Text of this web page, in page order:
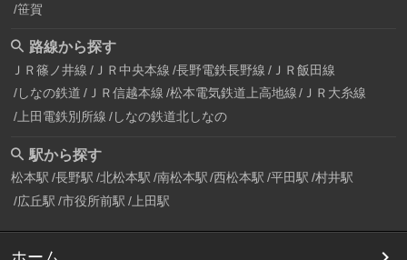
笹賀
路線から探す
ＪＲ篠ノ井線 ＪＲ中央本線 長野電鉄長野線 ＪＲ飯田線
しなの鉄道 ＪＲ信越本線 松本電気鉄道上高地線
ＪＲ大糸線
上田電鉄別所線 しなの鉄道北しなの
駅から探す
松本駅 長野駅 北松本駅 南松本駅 西松本駅 平田駅 村井駅
広丘駅 市役所前駅 上田駅